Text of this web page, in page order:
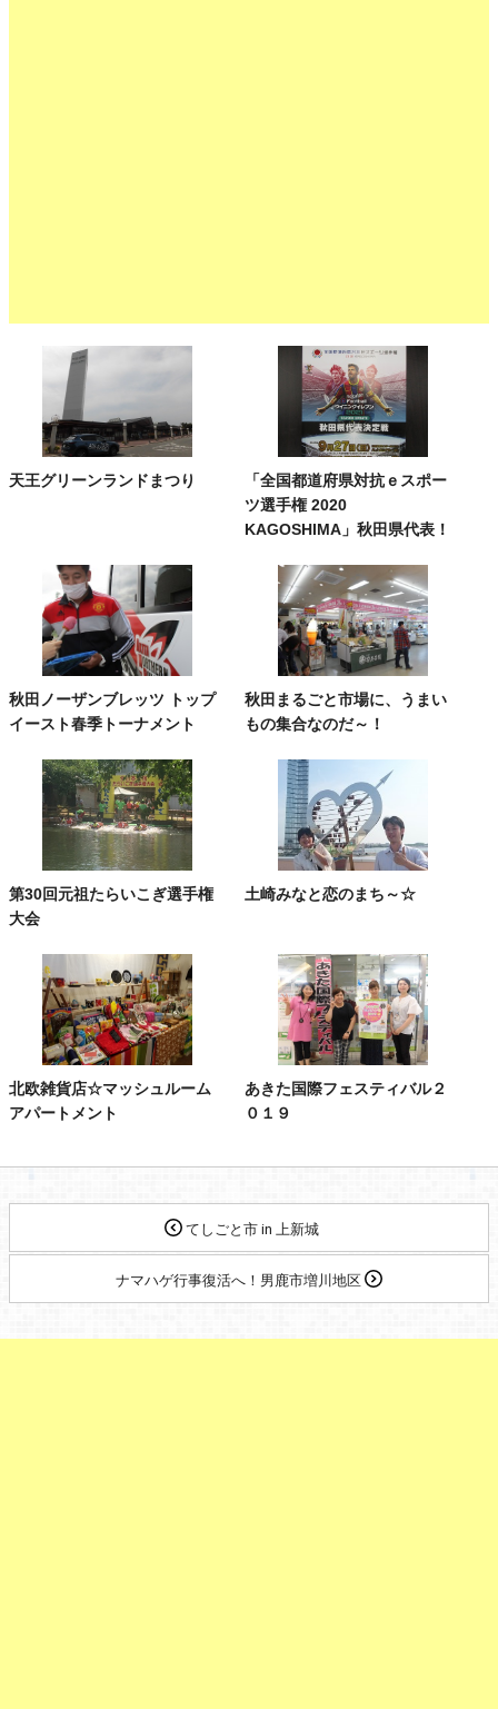
天王グリーンランドまつり
「全国都道府県対抗ｅスポー
ツ選手権 2020
KAGOSHIMA」秋田県代表！
秋田ノーザンブレッツ トップ
イースト春季トーナメント
秋田まるごと市場に、うまい
もの集合なのだ～！
第30回元祖たらいこぎ選手権
大会
土崎みなと恋のまち～☆
北欧雑貨店☆マッシュルーム
アパートメント
あきた国際フェスティバル２
０１９
てしごと市 in 上新城
ナマハゲ行事復活へ！男鹿市増川地区